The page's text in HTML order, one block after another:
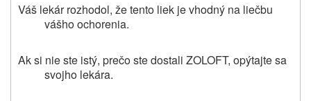
Váš lekár rozhodol, že tento liek je vhodný na liečbu
vášho ochorenia.
Ak si nie ste istý, prečo ste dostali ZOLOFT, opýtajte sa
svojho lekára.